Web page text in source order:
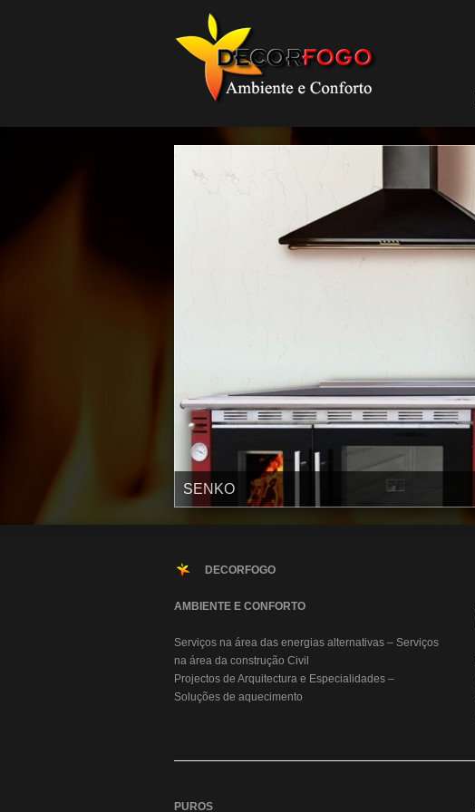
SENKO
DECORFOGO
AMBIENTE E CONFORTO
Serviços na área das energias alternativas – Serviços
na área da construção Civil
Projectos de Arquitectura e Especialidades –
Soluções de aquecimento
PUROS